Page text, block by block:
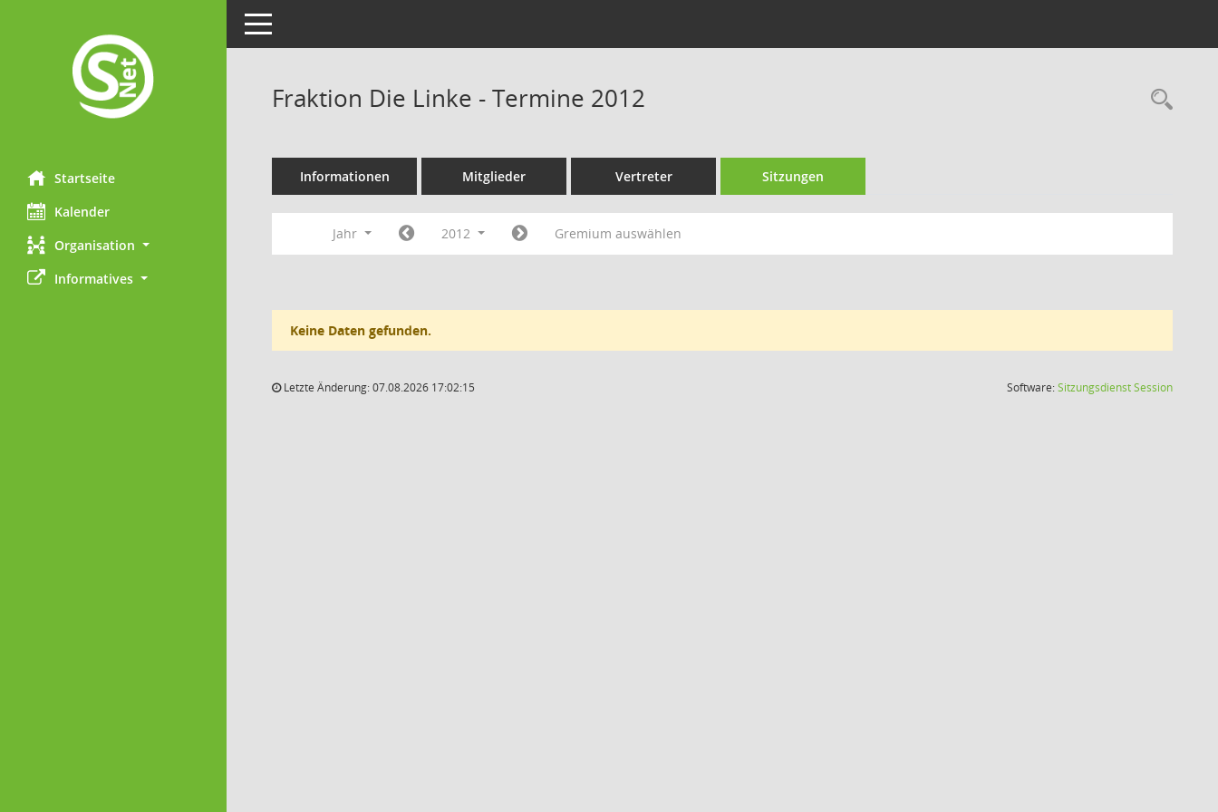
Startseite
Kalender
Organisation
Informatives
Toggle navigation
Fraktion Die Linke - Termine 2012
Informationen Mitglieder Vertreter Sitzungen
Jahr 2012 Gremium auswählen
Keine Daten gefunden.
Letzte Änderung: 07.08.2026 17:02:15 Software:SitzungsdienstSession(Wird in